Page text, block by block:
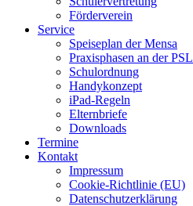
Förderverein
Service
Speiseplan der Mensa
Praxisphasen an der PSL
Schulordnung
Handykonzept
iPad-Regeln
Elternbriefe
Downloads
Termine
Kontakt
Impressum
Cookie-Richtlinie (EU)
Datenschutzerklärung